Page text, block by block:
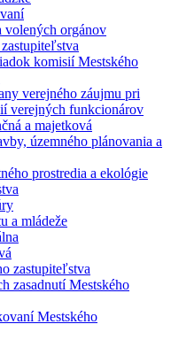
volených orgánov
komisií Mestského
verejného záujmu pri
verejných funkcionárov
a majetková
územného plánovania a
prostredia a ekológie
a mládeže
zastupiteľstva
zasadnutí Mestského
Mestského